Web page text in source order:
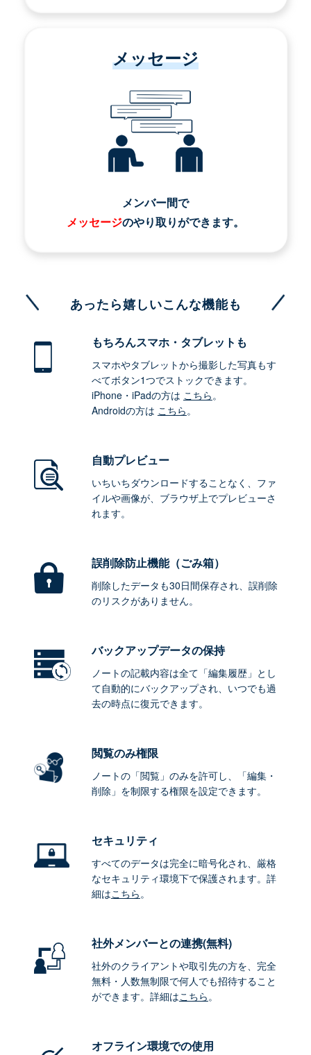
メッセージ
メンバー間で
メッセージのやり取りができます。
あったら嬉しいこんな機能も
もちろんスマホ・タブレットも
スマホやタブレットから撮影した写真もす
べてボタン1つでストックできます。
iPhone・iPadの方は こちら。
Androidの方は こちら。
自動プレビュー
いちいちダウンロードすることなく、ファ
イルや画像が、ブラウザ上でプレビューさ
れます。
誤削除防止機能（ごみ箱）
削除したデータも30日間保存され、誤削除
のリスクがありません。
バックアップデータの保持
ノートの記載内容は全て「編集履歴」とし
て自動的にバックアップされ、いつでも過
去の時点に復元できます。
閲覧のみ権限
ノートの「閲覧」のみを許可し、「編集・
削除」を制限する権限を設定できます。
セキュリティ
すべてのデータは完全に暗号化され、厳格
なセキュリティ環境下で保護されます。詳
細はこちら。
社外メンバーとの連携(無料)
社外のクライアントや取引先の方を、完全
無料・人数無制限で何人でも招待すること
ができます。詳細はこちら。
オフライン環境での使用